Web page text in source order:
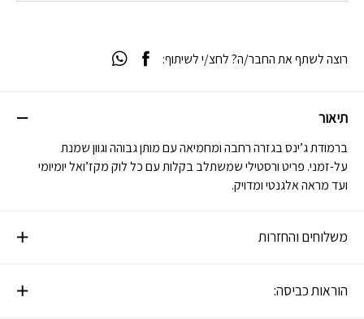
תיאור
ברמודת ג’ינס בגזרה רחבה ומחמיאה עם מותן גבוהה וגוון שמנת
על-זמני. פריט ורסטילי שמשתלב בקלות עם כל לוק מקז’ואל יומיומי
ועד מראה אלגנטי ומדויק.
משלוחים והחזרות
הוראות כביסה:
רוצה לשתף את החבר/ה? לחצ/י לשיתוף: